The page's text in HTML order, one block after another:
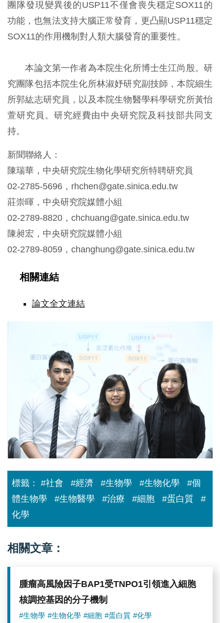
團隊發現變異後的USP11不僅會喪失穩定SOX11的
功能，也無法支持大腦正常發育，更凸顯USP11穩定
SOX11的作用機制對人類大腦發育的重要性。
本論文第一作者為本院生化所博士生江尚殷。研
究團隊包括本院生化所林淑妤研究副技師，本院細生
所郭紘志研究員，以及本院生物醫學科學研究所黃怡
萱研究員。研究經費由中央研究院及科技部共同支
持。
新聞聯絡人：
陳瑞華，中央研究院生物化學研究所特聘研究員
02-2785-5696，rhchen@gate.sinica.edu.tw
莊崇暉，中央研究院媒體小組
02-2789-8820，chchuang@gate.sinica.edu.tw
陳昶宏，中央研究院媒體小組
02-2789-8059，changhung@gate.sinica.edu.tw
相關連結
論文全文連結
標籤： #社會 #經濟 #生物學 #生物化學
#個
體生物學
#生物醫學 #治療 #細胞 #蛋白質
#
化學
相關文章：
腫瘤高風險因子BAP1受TNPO1引領進入細胞
核調控基因的分子機制
#生物學 #生物化學 #細胞 #蛋白質 #化學